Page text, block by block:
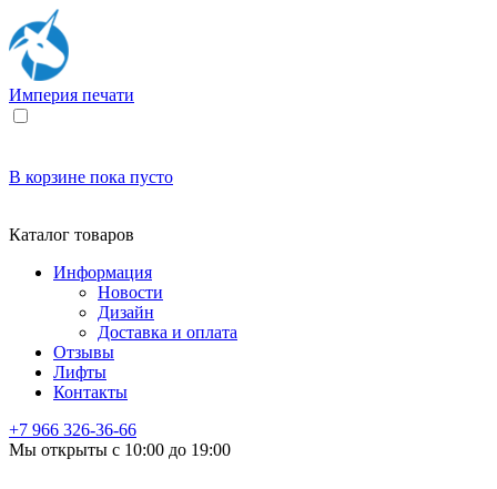
Империя печати
В корзине пока пусто
Каталог товаров
Информация
Новости
Дизайн
Доставка и оплата
Отзывы
Лифты
Контакты
+7 966 326-36-66
Мы открыты с 10:00 до 19:00